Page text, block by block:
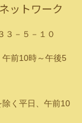
ットワーク
３－５－１０
前10時～午後5
く平日、午前10